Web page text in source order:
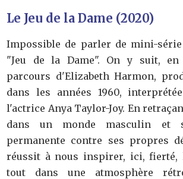
Le Jeu de la Dame (2020)
Impossible de parler de mini-
"Jeu de la Dame". On y suit, en
parcours d'Elizabeth Harmon,
dans les années 1960,
l'actrice Anya Taylor-Joy. En
dans un monde masculin et
permanente contre ses propres
réussit à nous inspirer, ici, fierté,
tout dans une atmosphère